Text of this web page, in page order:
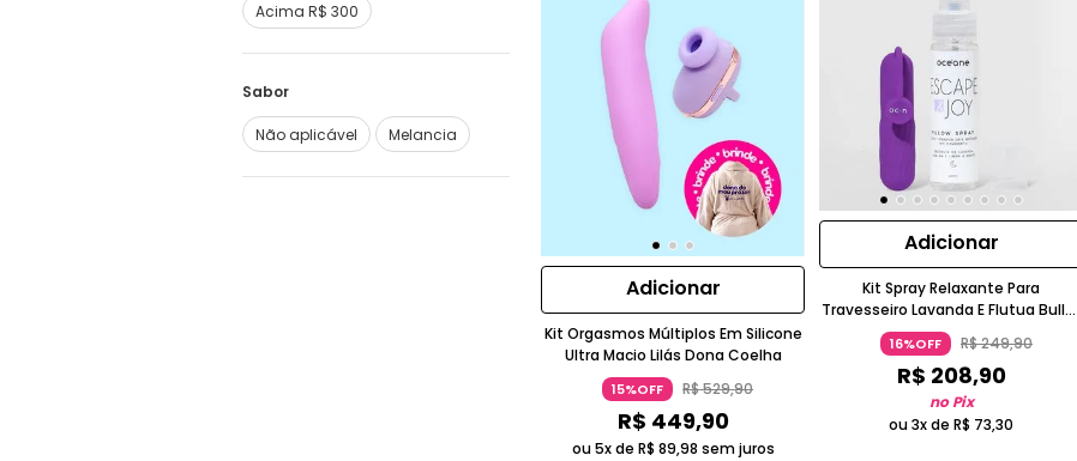
Acima R$ 300
Sabor
Não aplicável Melancia
Adicionar
Kit Orgasmos Múltiplos Em Silicone
Ultra Macio Lilás Dona Coelha
15%OFF R$529,90
R$ 449,90
ou 5x de R$ 89,98 sem juros
Adicionar
Kit Spray Relaxante Para
Travesseiro Lavanda E Flutua Bullet
Vibrador Roxo Recarregável OCEANE
16%OFF R$249,90
R$ 208,90
no Pix
ou 3x deR$ 73,30